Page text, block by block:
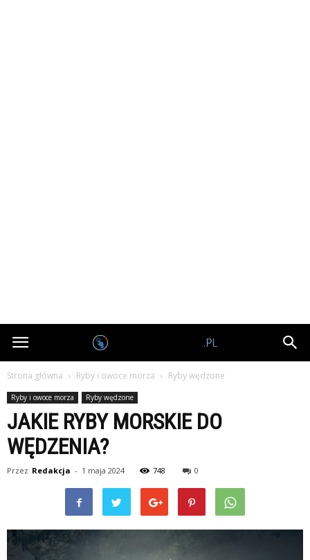
Nagrodobiorcy.pl
Strona główna Ryby i owoce morza Ryby wędzone
Ryby i owoce morza Ryby wędzone
JAKIE RYBY MORSKIE DO
WĘDZENIA?
Przez Redakcja - 1 maja 2024 748 0